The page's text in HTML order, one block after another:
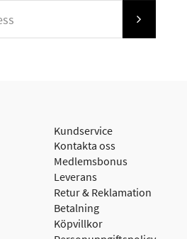
Kundservice
Kontakta oss
Medlemsbonus
Leverans
Retur & Reklamation
Betalning
Köpvillkor